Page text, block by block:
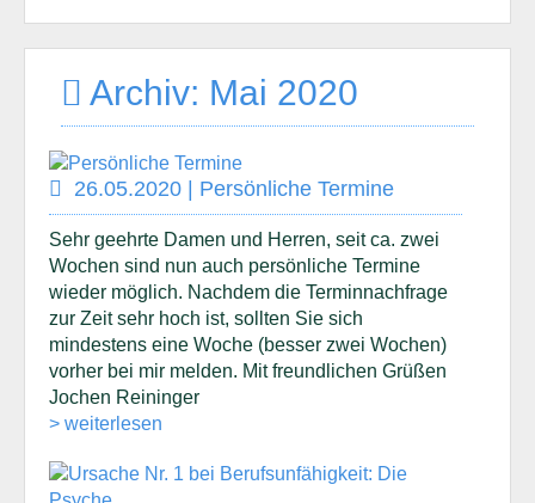
Archiv: Mai 2020
26.05.2020 | Persönliche Termine
Sehr geehrte Damen und Herren, seit ca. zwei
Wochen sind nun auch persönliche Termine
wieder möglich. Nachdem die Terminnachfrage
zur Zeit sehr hoch ist, sollten Sie sich
mindestens eine Woche (besser zwei Wochen)
vorher bei mir melden. Mit freundlichen Grüßen
Jochen Reininger
> weiterlesen